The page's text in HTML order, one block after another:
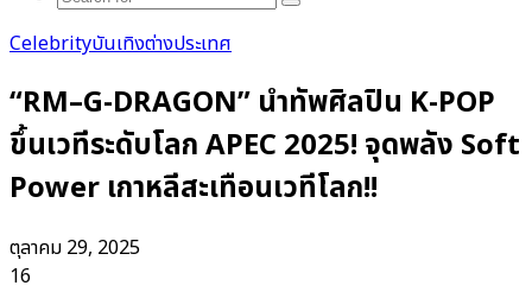
Search
Celebrityบันเทิงต่างประเทศ
“RM–G-DRAGON” นำทัพศิลปิน K-POP
ขึ้นเวทีระดับโลก APEC 2025! จุดพลัง Soft
Power เกาหลีสะเทือนเวทีโลก!!
ตุลาคม 29, 2025
16